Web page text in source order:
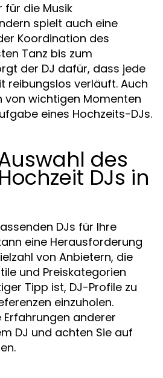
für die Musik
spielt auch eine
Koordination des
Tanz bis zum
der DJ dafür, dass jede
reibungslos verläuft. Auch
von wichtigen Momenten
eines Hochzeits-DJs.
des
DJs in
DJs für Ihre
eine Herausforderung
von Anbietern, die
und Preiskategorien
Tipp ist, DJ-Profile zu
einzuholen.
Erfahrungen anderer
DJ und achten Sie auf